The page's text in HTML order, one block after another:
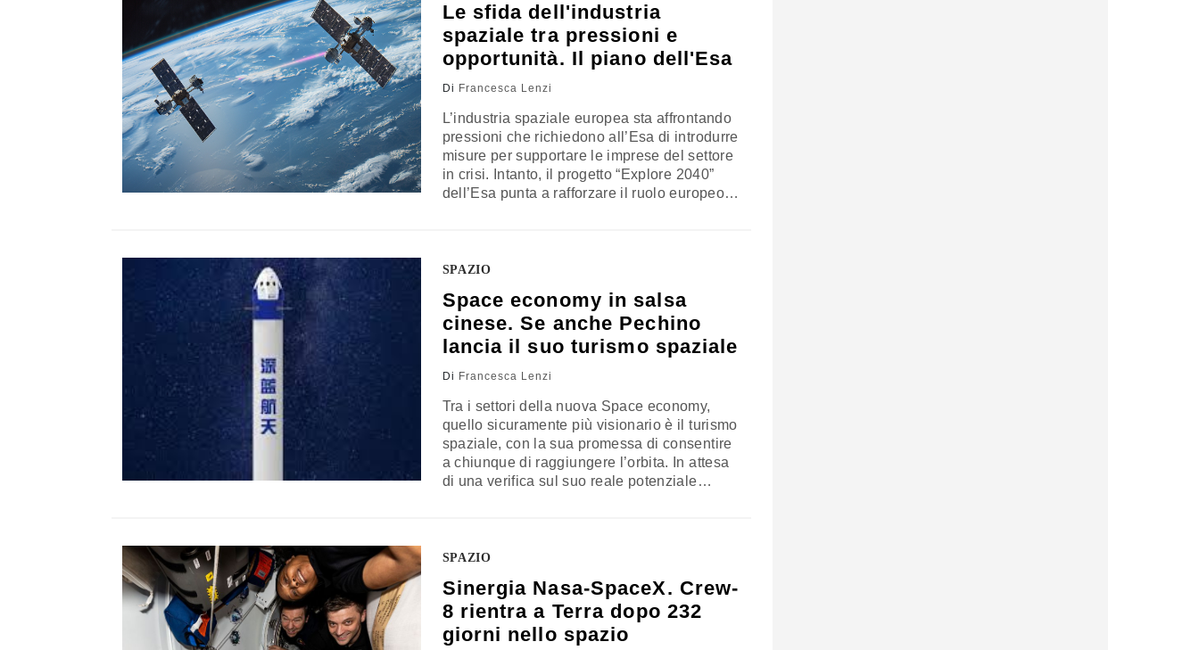
Le sfida dell'industria
spaziale tra pressioni e
opportunità. Il piano dell'Esa
Di Francesca Lenzi
L’industria spaziale europea sta affrontando
pressioni che richiedono all’Esa di introdurre
misure per supportare le imprese del settore
in crisi. Intanto, il progetto “Explore 2040”
dell’Esa punta a rafforzare il ruolo europeo
a trasformare queste sfide in opportunità per
SPAZIO
Space economy in salsa
cinese. Se anche Pechino
lancia il suo turismo spaziale
Di Francesca Lenzi
Tra i settori della nuova Space economy,
quello sicuramente più visionario è il turismo
spaziale, con la sua promessa di consentire
a chiunque di raggiungere l’orbita. In attesa
di una verifica sul suo reale potenziale
regole per il settore, con Pechino che vorrà
funzionamento
SPAZIO
Sinergia Nasa-SpaceX. Crew-
8 rientra a Terra dopo 232
giorni nello spazio